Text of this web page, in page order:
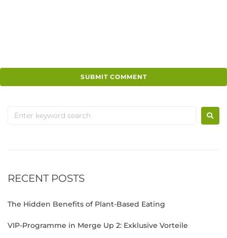
RECENT POSTS
The Hidden Benefits of Plant-Based Eating
VIP-Programme in Merge Up 2: Exklusive Vorteile